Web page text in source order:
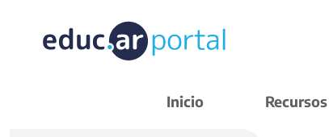
Inicio Recursos